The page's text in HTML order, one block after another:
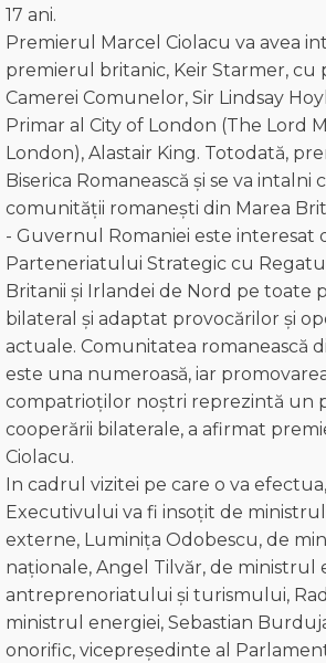
17 ani.
Premierul Marcel Ciolacu va avea
premierul britanic, Keir Starmer, cu
Camerei Comunelor, Sir Lindsay
Primar al City of London (The Lord
London), Alastair King. Totodată,
Biserica Romanească și se va intalni
comunității romanești din Marea
- Guvernul Romaniei este interesat
Parteneriatului Strategic cu
Britanii și Irlandei de Nord pe toate
bilateral și adaptat provocărilor și
actuale. Comunitatea romanească
este una numeroasă, iar
compatrioților noștri reprezintă un
cooperării bilaterale, a afirmat
Ciolacu.
In cadrul vizitei pe care o va
Executivului va fi insoțit de
externe, Luminița Odobescu, de
naționale, Angel Tilvăr, de ministrul
antreprenoriatului și turismului,
ministrul energiei, Sebastian
onorific, vicepreședinte al